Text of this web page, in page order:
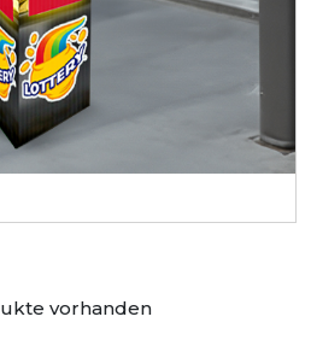
vorhanden